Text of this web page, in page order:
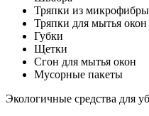
Тряпки из микрофибры
Тряпки для мытья окон
Губки
Щетки
Сгон для мытья окон
Мусорные пакеты
Экологичные средства для